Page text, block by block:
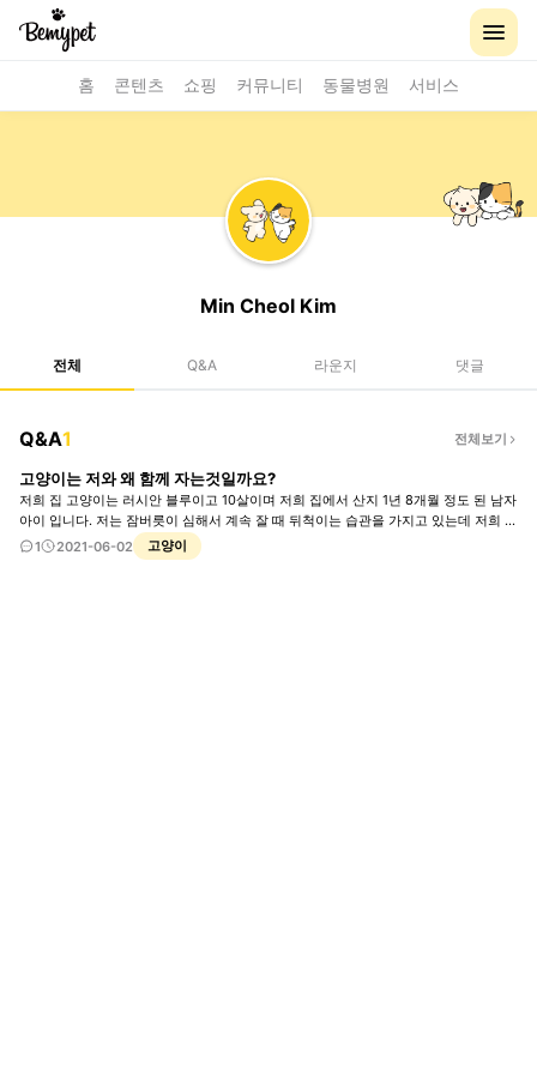
홈 콘텐츠 쇼핑 커뮤니티 동물병원 서비스
Min Cheol Kim
전체 Q&A 라운지 댓글
Q&A1 전체보기
고양이는 저와 왜 함께 자는것일까요?
저희 집 고양이는 러시안 블루이고 10살이며 저희 집에서 산지 1년 8개월 정도 된 남자
아이 입니다. 저는 잠버릇이 심해서 계속 잘 때 뒤척이는 습관을 가지고 있는데 저희 고
양이는 꼭 제 허벅지 사이 , 옆구리 사이에서 자고 이불을 덮고 있으면 거의 맨날 이불
속으로 들어가 저와 함께 자는데요. 저는 물만 주고 밥은 동생이 화장실은 엄마가 치워
1 2021-06-02 고양이